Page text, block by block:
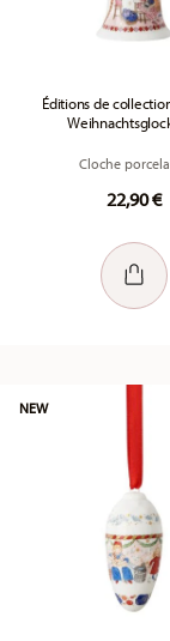
Éditions de
Cloche
22,90 €
NEW